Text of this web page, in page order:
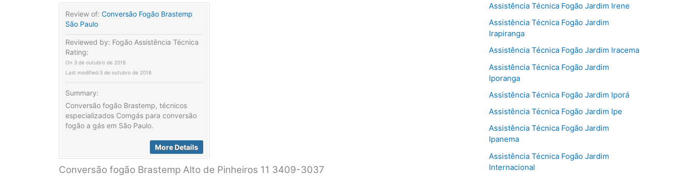
Review of: Conversão Fogão Brastemp
São Paulo
Reviewed by: Fogão Assistência Técnica
Rating:
On 3 de outubro de 2018
Last modified:3 de outubro de 2018
Summary:
Conversão fogão Brastemp, técnicos
especializados Comgás para conversão
fogão a gás em São Paulo.
More Details
Conversão fogão Brastemp Alto de Pinheiros 11 3409-3037
Assistência Técnica Fogão Jardim Irene
Assistência Técnica Fogão Jardim
Irapiranga
Assistência Técnica Fogão Jardim Iracema
Assistência Técnica Fogão Jardim
Iporanga
Assistência Técnica Fogão Jardim Iporá
Assistência Técnica Fogão Jardim Ipe
Assistência Técnica Fogão Jardim
Ipanema
Assistência Técnica Fogão Jardim
Internacional